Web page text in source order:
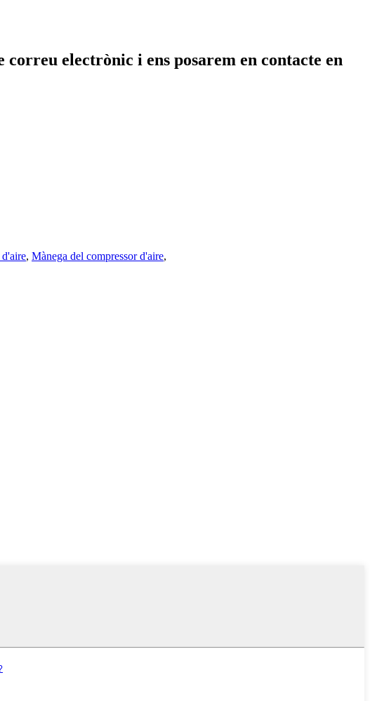
correu electrònic i ens posarem en contacte en
, Mànega del compressor d'aire,